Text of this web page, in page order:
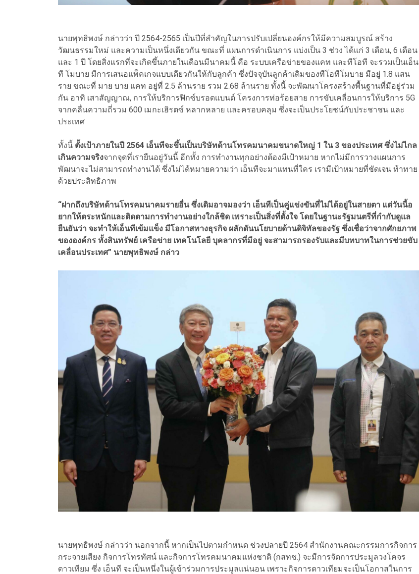
นายพุทธิพงษ์ กล่าวว่า ปี 2564-2565 เป็นปีที่สำคัญในการปรับเปลี่ยน​องค์กร​ให้มีความสมบูรณ์​ สร้าง
วัฒนธรรม​ใหม่ และความเป็นหนึ่งเดียวกัน ขณะที่ แผนการดำเนินการ แบ่งเป็น 3 ช่วง ได้แก่ 3 เดือน, 6 เดือน
และ 1 ปี โดยสิ่งแรกที่จะเกิดขึ้น​ภายใน​เดือน​มีนาคม​นี้ คือ ระบบเครือข่าย​ของแคท และทีโอที​ จะรวมเป็น​เอ็น
ที โมบาย มีการเสนอแพ็ค​เกจแบบ​เดียวกันให้กับลูกค้า ซึ่งปัจจุบัน​ลูกค้าเดิมของทีโอทีโมบาย มีอยู่ 1.8 แสน
ราย ขณะที่​ มาย บาย แคท อยู่ที่ 2.5 ล้านราย รวม 2.68 ล้านราย ทั้งนี้ ​จะพัฒนาโครงสร้าง​พื้นฐาน​ที่มีอยู่ร่วม
กัน อาทิ เสาสัญญาณ, การให้บริการฟิกซ์​บรอดแบนด์​ โครงการท่อร้อยสาย การขับเคลื่อน​การให้บริการ 5G
จากคลื่น​ความถี่รวม 600 เมกะเฮิรตซ์​ หลากหลาย และครอบคลุม ซึ่งจะเป็นประโยชน์​กับประชาชน​ และ
ประเทศ
ทั้งนี้​ ตั้งเป้าภายในปี 2564 เอ็นทีจะขึ้นเป็นบริษัทด้านโทรคมนาคม​ขนาดใหญ่ 1 ใน 3 ของประเทศ​ ซึ่งไม่ไกล
เกินความ​จริงจากจุดที่เรายืนอยู่วันนี้ อีกทั้ง การทำงานทุกอย่างต้องมีเป้าหมาย​ หากไม่มีการวางแผนการ
พัฒนาจะไม่สามารถ​ทำงานได้ ซึ่ง​ไม่ได้หมายความ​ว่า เอ็นทีจะมาแทนที่​ใคร เรามีเป้าหมาย​ที่ชัดเจน ท้าทาย​
ด้วยประสิทธิภาพ​
“ฝากถึงบริษัทด้านโทรคมนาคมรายอื่น ซึ่งเดิมอาจมองว่า เอ็นทีเป็นคู่แข่ง​ขันที่ไม่ได้อยู่​ในสายตา แต่วันนี้อ
ยา​กให้ตระหนัก​และติดตามการทำงานอย่างใกล้ชิด​ เพราะเป็นสิ่งที่ตั้งใจ โดย​ในฐานะรัฐมนตรีที่กำกับดูแล
ยืนยัน​ว่า จะทำให้เอ็นทีเข้มแข็ง มีโอกาส​ทางธุรกิจ​ ผลักดันนโยบายด้านดิจิทัลของรัฐ ซึ่งเชื่อว่าจากศักยภาพ
ขององค์กร ทั้งสินทรัพย์ เครือข่าย เทคโนโลยี บุคลากรที่มีอยู่ จะสามารถรองรับและมีบทบาทในการช่วยขับ
เคลื่อนประเทศ” นายพุทธิพงษ์ กล่าว
นายพุทธิพงษ์ กล่าวว่า นอกจากนี้​ หากเป็นไปตามกำหนด ช่วงปลายปี 2564 สำนักงาน​คณะกรรมการกิจการ
กระจายเสียง กิจการโทรทัศน์ และกิจการโทรคมนาคมแห่งชาติ​ (กสทช.)​ จะมีการจัด​การประมูล​วงโคจร​
ดาวเทียม​ ซึ่ง เอ็นที จะเป็นหนึ่งในผู้​เข้าร่วมการประมูล​แน่นอน เพราะกิจการ​ดาวเทียม​จะเป็นโอกาสในการ